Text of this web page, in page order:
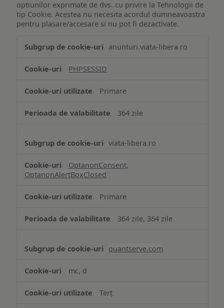
optiunilor exprimate de dvs. cu privire la Tehnologii de
tip Cookie. Acestea nu necesita acordul dumneavoastra
pentru plasare/accesare si nu pot fi dezactivate.
de
Cookie
necesare
anunturi.viata-libera.ro
PHPSESSID
Primare
364 zile
viata-libera.ro
OptanonConsent,
OptanonAlertBoxClosed
Primare
364 zile, 364 zile
quantserve.com
mc, d
Terț